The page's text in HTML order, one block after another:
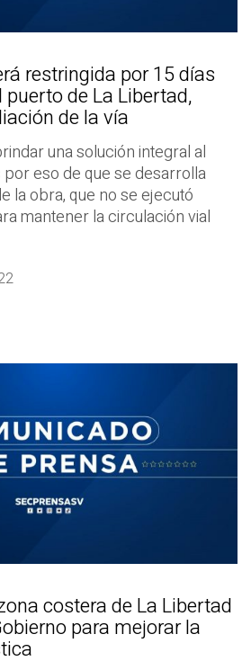
restringida por 15 días
de La Libertad,
de la vía
una solución integral al
eso de que se desarrolla
la obra, que no se ejecutó
mantener la circulación vial
costera de La Libertad
para mejorar la